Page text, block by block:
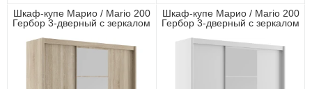
Шкаф-купе Марио / Mario 200
Гербор 3-дверный с зеркалом
Шкаф-купе Марио / Mario 200
Гербор 3-дверный с зеркалом